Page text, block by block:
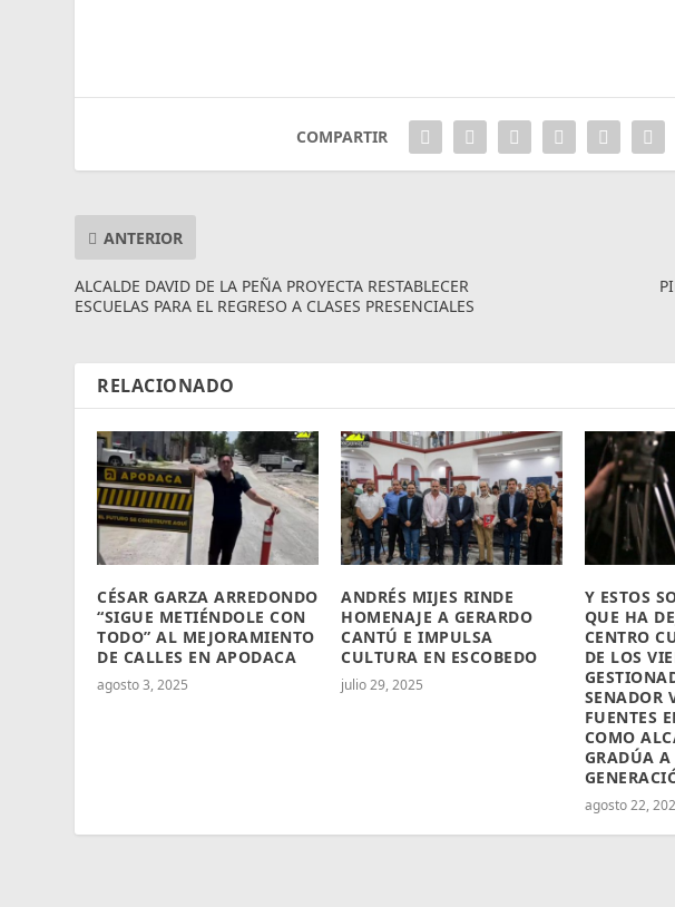
COMPARTIR
ANTERIOR
ALCALDE DAVID DE LA PEÑA PROYECTA RESTABLECER
ESCUELAS PARA EL REGRESO A CLASES PRESENCIALES
RELACIONADO
CÉSAR GARZA ARREDONDO
“SIGUE METIÉNDOLE CON
TODO” AL MEJORAMIENTO
DE CALLES EN APODACA
agosto 3, 2025
ANDRÉS MIJES RINDE
HOMENAJE A GERARDO
CANTÚ E IMPULSA
CULTURA EN ESCOBEDO
julio 29, 2025
Y ESTOS
QUE HA
CENTRO
DE LOS
SENADOR
FUENTES
COMO
GRADÚA
agosto 22,